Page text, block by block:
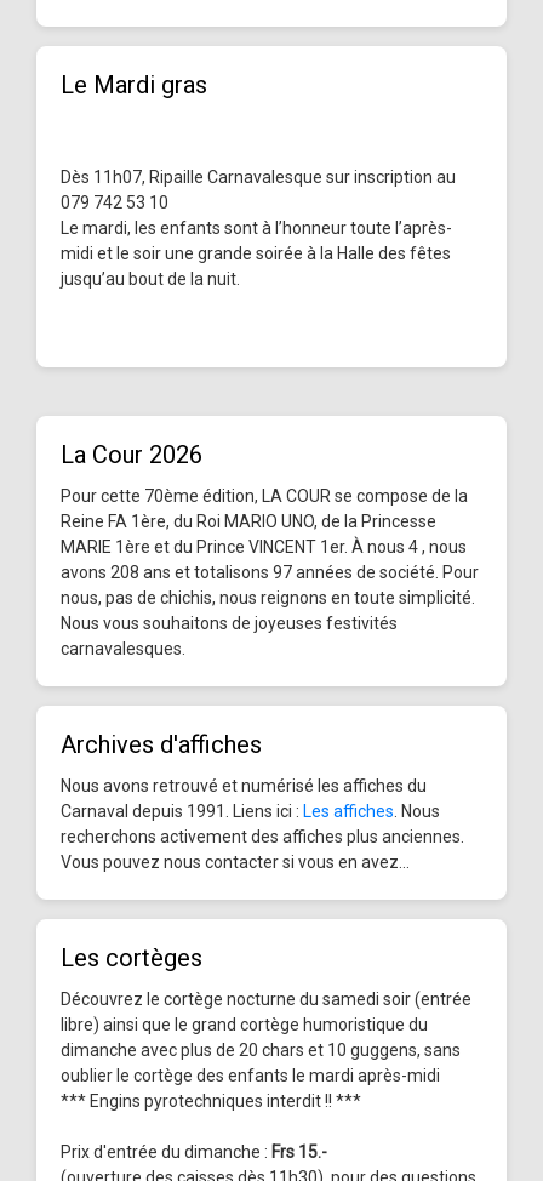
Le Mardi gras
Dès 11h07, Ripaille Carnavalesque sur inscription au
079 742 53 10
Le mardi, les enfants sont à l’honneur toute l’après-
midi et le soir une grande soirée à la Halle des fêtes
jusqu’au bout de la nuit.
La Cour 2026
Pour cette 70ème édition, LA COUR se compose de la
Reine FA 1ère, du Roi MARIO UNO, de la Princesse
MARIE 1ère et du Prince VINCENT 1er. À nous 4 , nous
avons 208 ans et totalisons 97 années de société. Pour
nous, pas de chichis, nous reignons en toute simplicité.
Nous vous souhaitons de joyeuses festivités
carnavalesques.
Archives d'affiches
Nous avons retrouvé et numérisé les affiches du
Carnaval depuis 1991. Liens ici : Les affiches . Nous
recherchons activement des affiches plus anciennes.
Vous pouvez nous contacter si vous en avez...
Les cortèges
Découvrez le cortège nocturne du samedi soir (entrée
libre) ainsi que le grand cortège humoristique du
dimanche avec plus de 20 chars et 10 guggens, sans
oublier le cortège des enfants le mardi après-midi
*** Engins pyrotechniques interdit !! ***
Prix d'entrée du dimanche : Frs 15.-